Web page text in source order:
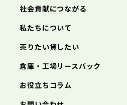
社会貢献につながる
私たちについて
売りたい貸したい
倉庫・工場リースバック
お役立ちコラム